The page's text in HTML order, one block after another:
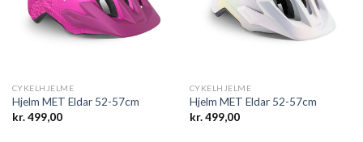
CYKELHJELME
Hjelm MET Eldar 52-57cm
kr.499,00
CYKELHJELME
Hjelm MET Eldar 52-57cm
kr.499,00